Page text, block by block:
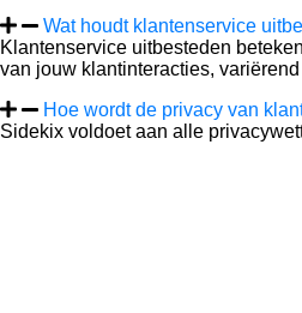
Wat houdt klantenservice
Klantenservice uitbesteden
van jouw klantinteracties,
Hoe wordt de privacy van
Sidekix voldoet aan alle